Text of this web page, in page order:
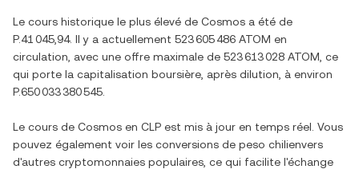
Le cours historique le plus élevé de Cosmos a été de
P.41 045,94. Il y a actuellement 523 605 486 ATOM en
circulation, avec une offre maximale de 523 613 028 ATOM , ce
qui porte la capitalisation boursière, après dilution, à environ
P.650 033 380 545
Le cours de Cosmos en CLP est mis à jour en temps réel. Vous
pouvez également voir les conversions de peso chilienvers
d'autres cryptomonnaies populaires, ce qui facilite l'échange